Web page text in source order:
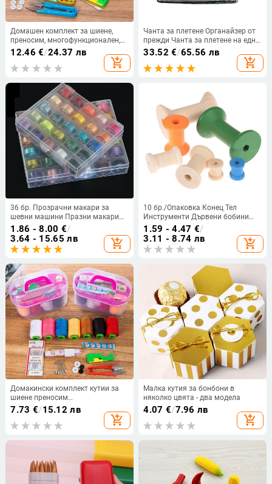
Домашен комплект за шиене,
преносим, ​​многофункционален,
висок клас, практичен калъф за
игли и конци за шиене, подходящ
за ръчно шиене в малки
12.46 €/24.37 лв
add_shopping_cart
Чанта за плетене Органайзер от
прежди Чанта за плетене на една
кука Чанта за съхранение на
прежди Чанта за съхранение на
прежди с дупки за игли за
33.52 €/65.56 лв
add_shopping_cart
36 бр. Прозрачни макари за
шевни машини Празни макари
за макари Пластмасова кутия за
съхранение за домашни шевни
аксесоари Инструменти
1.86 - 8.00 €/
3.64 - 15.65 лв
add_shopping_cart
10 бр./Опаковка Конец Тел
Инструменти Дървени бобини
Макари Макари Органайзер в
ретро стил за шиене Ленти Канап
Дървени занаяти Инструменти
1.59 - 4.47 €/
3.11 - 8.74 лв
add_shopping_cart
Домакински комплект кутии за
шиене преносим
многофункционален висок клас
практичен комплект за шиене
шиене ръкоделие ръчно шиене
7.73 €/15.12 лв
add_shopping_cart
Малка кутия за бонбони в
няколко цвята - два модела
4.07 €/7.96 лв
add_shopping_cart